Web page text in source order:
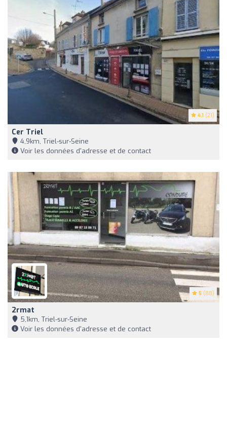
4.1 (21)
Cer Triel
4,9km, Triel-sur-Seine
Voir les données d'adresse et de contact
5 (88)
2rmat
5,1km, Triel-sur-Seine
Voir les données d'adresse et de contact